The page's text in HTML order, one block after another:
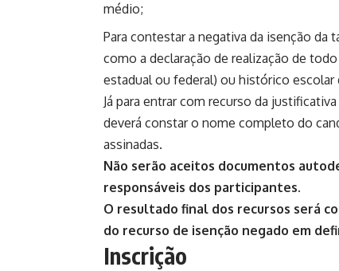
médio;
Para contestar a negativa da isenção da
como a declaração de realização de
estadual ou federal) ou histórico
Já para entrar com recurso da
deverá constar o nome completo do
assinadas.
Não serão aceitos documentos
responsáveis dos participantes.
O resultado final dos recursos será
do recurso de isenção negado em
Inscrição